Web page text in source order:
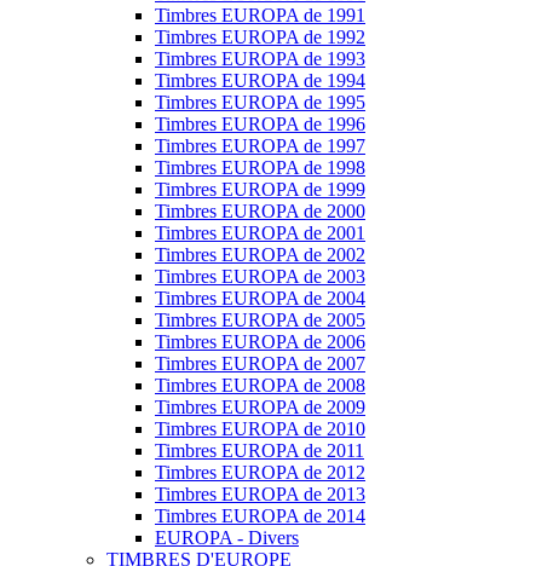
Timbres EUROPA de 1991
Timbres EUROPA de 1992
Timbres EUROPA de 1993
Timbres EUROPA de 1994
Timbres EUROPA de 1995
Timbres EUROPA de 1996
Timbres EUROPA de 1997
Timbres EUROPA de 1998
Timbres EUROPA de 1999
Timbres EUROPA de 2000
Timbres EUROPA de 2001
Timbres EUROPA de 2002
Timbres EUROPA de 2003
Timbres EUROPA de 2004
Timbres EUROPA de 2005
Timbres EUROPA de 2006
Timbres EUROPA de 2007
Timbres EUROPA de 2008
Timbres EUROPA de 2009
Timbres EUROPA de 2010
Timbres EUROPA de 2011
Timbres EUROPA de 2012
Timbres EUROPA de 2013
Timbres EUROPA de 2014
EUROPA - Divers
TIMBRES D'EUROPE